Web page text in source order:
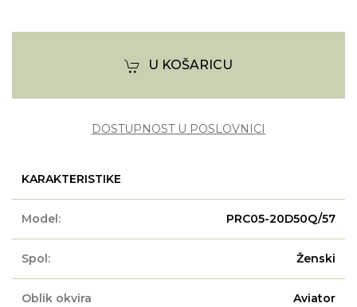
U KOŠARICU
DOSTUPNOST U POSLOVNICI
KARAKTERISTIKE
Model: PRC05-20D50Q/57
Spol: Ženski
Oblik okvira Aviator